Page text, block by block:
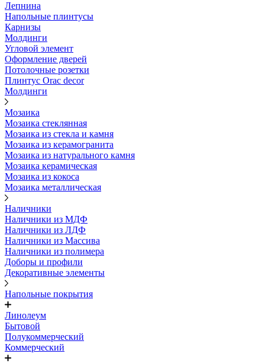
Лепнина
Напольные плинтусы
Карнизы
Молдинги
Угловой элемент
Оформление дверей
Потолочные розетки
Плинтус Orac decor
Молдинги
Мозаика
Мозаика стеклянная
Мозаика из стекла и камня
Мозаика из керамогранита
Мозаика из натурального камня
Мозаика керамическая
Мозаика из кокоса
Мозаика металлическая
Наличники
Наличники из МДФ
Наличники из ЛДФ
Наличники из Массива
Наличники из полимера
Доборы и профили
Декоративные элементы
Напольные покрытия
Линолеум
Бытовой
Полукоммерческий
Коммерческий